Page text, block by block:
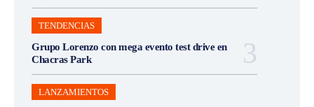
TENDENCIAS
Grupo Lorenzo con mega evento test drive en
Chacras Park
LANZAMIENTOS